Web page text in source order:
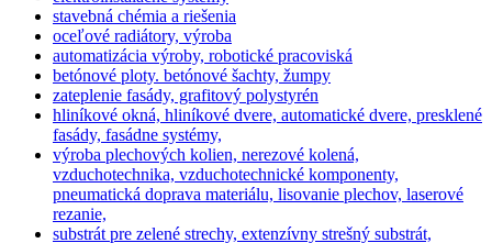
stavebná chémia a riešenia
oceľové radiátory, výroba
automatizácia výroby, robotické pracoviská
betónové ploty. betónové šachty, žumpy
zateplenie fasády, grafitový polystyrén
hliníkové okná, hliníkové dvere, automatické dvere, presklené
fasády, fasádne systémy,
výroba plechových kolien, nerezové kolená,
vzduchotechnika, vzduchotechnické komponenty,
pneumatická doprava materiálu, lisovanie plechov, laserové
rezanie,
substrát pre zelené strechy, extenzívny strešný substrát,